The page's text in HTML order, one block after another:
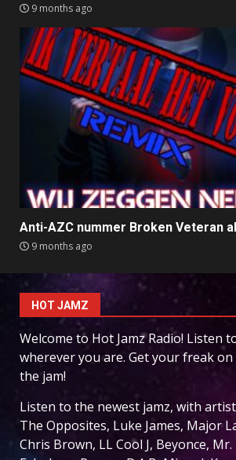
9 months ago
Anti-AZC nummer Broken Veteran
9 months ago
HOT JAMZ
Welcome to Hot Jamz Radio! Listen
wherever you are. Get your freak
the jam!
Listen to the newest jamz, with
The Opposites, Luke James, Major
Chris Brown, LL Cool J, Beyonce,